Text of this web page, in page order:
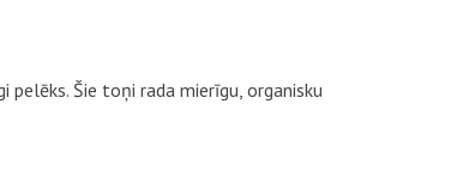
Šie toņi rada mierīgu, organisku